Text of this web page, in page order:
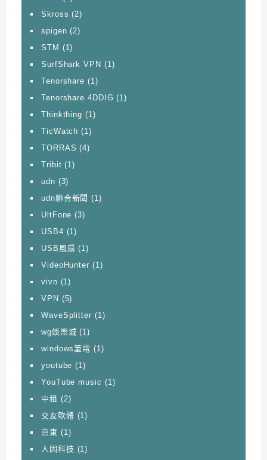
Skross (2)
spigen (2)
STM (1)
SurfShark VPN (1)
Tenorshare (1)
Tenorshare 4DDIG (1)
Thinkthing (1)
TicWatch (1)
TORRAS (4)
Tribit (1)
udn (3)
udn聯合新聞 (1)
UltFone (3)
USB4 (1)
USB風扇 (1)
VideoHunter (1)
vivo (1)
VPN (5)
WaveSplitter (1)
wg娛樂城 (1)
windows筆電 (1)
youtube (1)
YouTube music (1)
中租 (2)
交友軟體 (1)
京東 (1)
人因科技 (1)